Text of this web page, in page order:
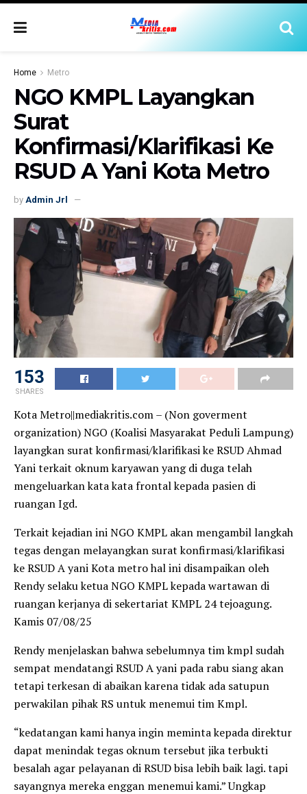
Home Metro
NGO KMPL Layangkan
Surat
Konfirmasi/Klarifikasi Ke
RSUD A Yani Kota Metro
by Admin Jrl
153
SHARES
Kota Metro||mediakritis.com – (Non goverment
organization) NGO (Koalisi Masyarakat Peduli Lampung)
layangkan surat konfirmasi/klarifikasi ke RSUD Ahmad
Yani terkait oknum karyawan yang di duga telah
mengeluarkan kata kata frontal kepada pasien di
ruangan Igd.
Terkait kejadian ini NGO KMPL akan mengambil langkah
tegas dengan melayangkan surat konfirmasi/klarifikasi
ke RSUD A yani Kota metro hal ini disampaikan oleh
Rendy selaku ketua NGO KMPL kepada wartawan di
ruangan kerjanya di sekertariat KMPL 24 tejoagung.
Kamis 07/08/25
Rendy menjelaskan bahwa sebelumnya tim kmpl sudah
sempat mendatangi RSUD A yani pada rabu siang akan
tetapi terkesan di abaikan karena tidak ada satupun
perwakilan pihak RS untuk menemui tim Kmpl.
“kedatangan kami hanya ingin meminta kepada direktur
dapat menindak tegas oknum tersebut jika terbukti
besalah agar pelayanan di RSUD bisa lebih baik lagi. tapi
sayangnya mereka enggan menemui kami.” Ungkap